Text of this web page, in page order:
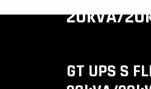
20kVA/
GT UPS S